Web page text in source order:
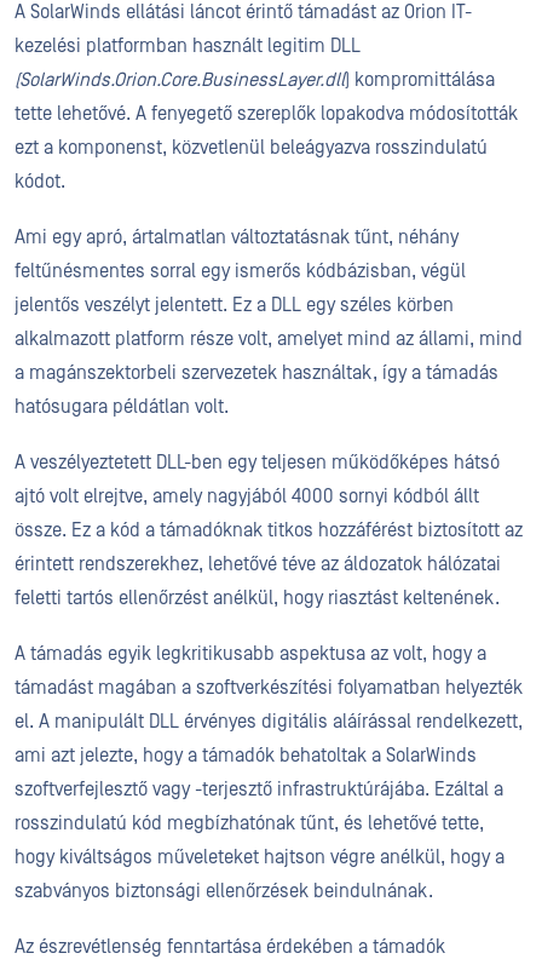
A SolarWinds ellátási láncot érintő támadást az Orion IT-
kezelési platformban használt legitim DLL
(SolarWinds.Orion.Core.BusinessLayer.dll) kompromittálása
tette lehetővé. A fenyegető szereplők lopakodva módosították
ezt a komponenst, közvetlenül beleágyazva rosszindulatú
kódot.
Ami egy apró, ártalmatlan változtatásnak tűnt, néhány
feltűnésmentes sorral egy ismerős kódbázisban, végül
jelentős veszélyt jelentett. Ez a DLL egy széles körben
alkalmazott platform része volt, amelyet mind az állami, mind
a magánszektorbeli szervezetek használtak, így a támadás
hatósugara példátlan volt.
A veszélyeztetett DLL-ben egy teljesen működőképes hátsó
ajtó volt elrejtve, amely nagyjából 4000 sornyi kódból állt
össze. Ez a kód a támadóknak titkos hozzáférést biztosított az
érintett rendszerekhez, lehetővé téve az áldozatok hálózatai
feletti tartós ellenőrzést anélkül, hogy riasztást keltenének.
A támadás egyik legkritikusabb aspektusa az volt, hogy a
támadást magában a szoftverkészítési folyamatban helyezték
el. A manipulált DLL érvényes digitális aláírással rendelkezett,
ami azt jelezte, hogy a támadók behatoltak a SolarWinds
szoftverfejlesztő vagy -terjesztő infrastruktúrájába. Ezáltal a
rosszindulatú kód megbízhatónak tűnt, és lehetővé tette,
hogy kiváltságos műveleteket hajtson végre anélkül, hogy a
szabványos biztonsági ellenőrzések beindulnának.
Az észrevétlenség fenntartása érdekében a támadók